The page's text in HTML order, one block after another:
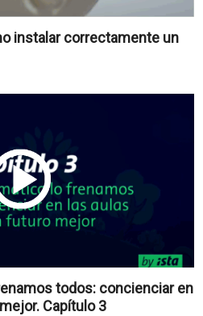
instalar correctamente un
todos: concienciar en
Capítulo 3